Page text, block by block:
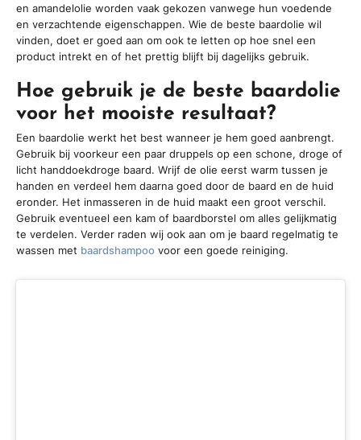
en amandelolie worden vaak gekozen vanwege hun voedende
en verzachtende eigenschappen. Wie de beste baardolie wil
vinden, doet er goed aan om ook te letten op hoe snel een
product intrekt en of het prettig blijft bij dagelijks gebruik.
Hoe gebruik je de beste baardolie
voor het mooiste resultaat?
Een baardolie werkt het best wanneer je hem goed aanbrengt.
Gebruik bij voorkeur een paar druppels op een schone, droge of
licht handdoekdroge baard. Wrijf de olie eerst warm tussen je
handen en verdeel hem daarna goed door de baard en de huid
eronder. Het inmasseren in de huid maakt een groot verschil.
Gebruik eventueel een kam of baardborstel om alles gelijkmatig
te verdelen. Verder raden wij ook aan om je baard regelmatig te
wassen met baardshampoo voor een goede reiniging.